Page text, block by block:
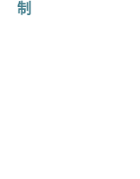
制